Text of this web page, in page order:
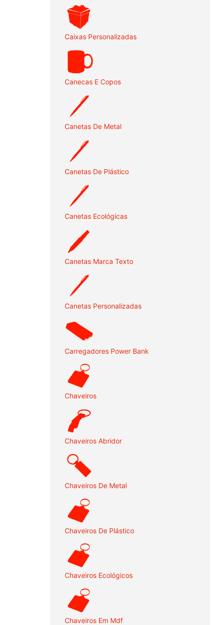
Caixas Personalizadas
Canecas E Copos
Canetas De Metal
Canetas De Plástico
Canetas Ecológicas
Canetas Marca Texto
Canetas Personalizadas
Carregadores Power Bank
Chaveiros
Chaveiros Abridor
Chaveiros De Metal
Chaveiros De Plástico
Chaveiros Ecológicos
Chaveiros Em Mdf